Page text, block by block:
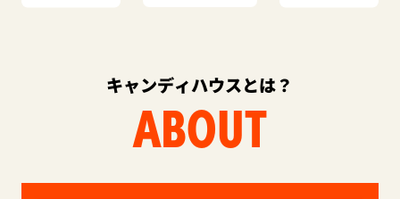
キャンディハウスとは？
ABOUT